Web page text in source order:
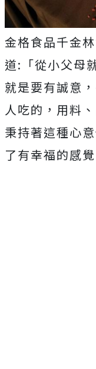
金格食品千金
道:「從小父母
就是要有誠意
人吃的，用料
秉持著這種心
了有幸福的感覺